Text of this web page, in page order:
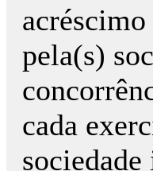
pela(s)
cada